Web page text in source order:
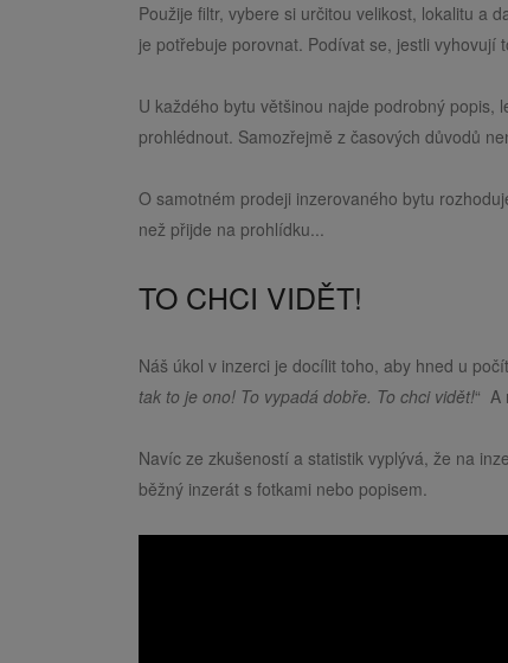
Použije filtr, vybere si určitou velikost, lokalitu a
je potřebuje porovnat. Podívat se, jestli vyhovují
U každého bytu většinou najde podrobný
prohlédnout. Samozřejmě z časových důvodů
O samotném prodeji inzerovaného bytu
než přijde na prohlídku...
TO CHCI VIDĚT!
Náš úkol v inzerci je docílit toho, aby hned u
tak to je ono! To vypadá dobře. To chci vidět!“ A
Navíc ze zkušeností a statistik vyplývá, že na
běžný inzerát s fotkami nebo popisem.